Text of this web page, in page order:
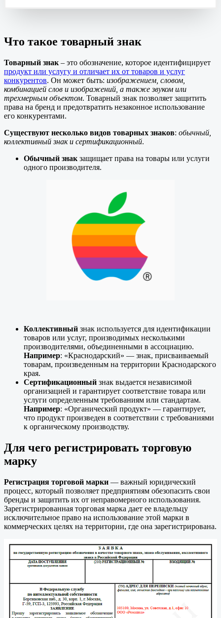
Что такое товарный знак
Товарный знак – это обозначение, которое идентифицирует
продукт или услугу и отличает их от товаров и услуг
конкурентов. Он может быть: изображением, словом,
комбинацией слов и изображений, а также звуком или
трехмерным объектом. Товарный знак позволяет защитить
права на бренд и предотвратить незаконное использование
его конкурентами.
Существуют несколько видов товарных знаков: обычный,
коллективный знак и сертификационный.
Обычный знак защищает права на товары или услуги
одного производителя.
Коллективный знак используется для идентификации
товаров или услуг, производимых несколькими
производителями, объединенными в ассоциацию.
Например: «Краснодарский» — знак, присваиваемый
товарам, произведенным на территории Краснодарского
края.
Сертификационный знак выдается независимой
организацией и гарантирует соответствие товара или
услуги определенным требованиям или стандартам.
Например: «Органический продукт» — гарантирует,
что продукт произведен в соответствии с требованиями
к органическому производству.
Для чего регистрировать торговую
марку
Регистрация торговой марки — важный юридический
процесс, который позволяет предприятиям обезопасить свои
бренды и защитить их от неправомерного использования.
Зарегистрированная торговая марка дает ее владельцу
исключительное право на использование этой марки в
коммерческих целях на территории, где она зарегистрирована.